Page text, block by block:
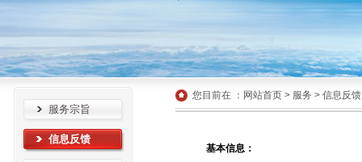
服务宗旨
信息反馈
您目前在 ： 网站首页 > 服务 > 信息反馈
基本信息：